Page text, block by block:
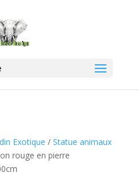
Exotique / Statue animaux
rouge en pierre